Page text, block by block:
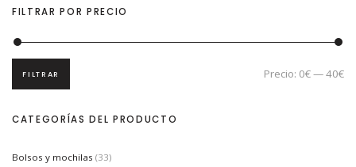
FILTRAR POR PRECIO
r
i
í
r
i
á
FILTRAR Precio: 0€—40€
CATEGORÍAS DEL PRODUCTO
Bolsos y mochilas (33)